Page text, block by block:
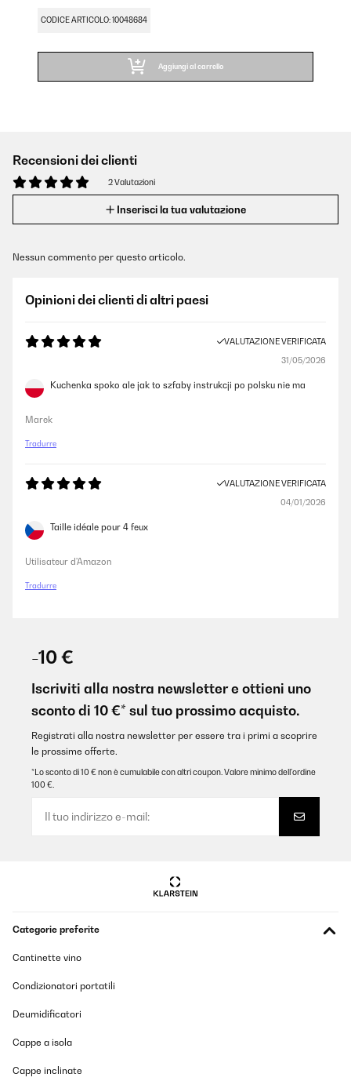
CODICE ARTICOLO: 10048684
Aggiungi al carrello
Recensioni dei clienti
2 Valutazioni
Inserisci la tua valutazione
Nessun commento per questo articolo.
Opinioni dei clienti di altri paesi
VALUTAZIONE VERIFICATA
31/05/2026
Kuchenka spoko ale jak to szfaby instrukcji po polsku nie ma
Marek
Tradurre
VALUTAZIONE VERIFICATA
04/01/2026
Taille idéale pour 4 feux
Utilisateur d'Amazon
Tradurre
-10 €
Iscriviti alla nostra newsletter e ottieni uno
sconto di 10 €* sul tuo prossimo acquisto.
Registrati alla nostra newsletter per essere tra i primi a scoprire
le prossime offerte.
*Lo sconto di 10 € non è cumulabile con altri coupon. Valore minimo dell’ordine
100 €.
Categorie preferite
Cantinette vino
Condizionatori portatili
Deumidificatori
Cappe a isola
Cappe inclinate